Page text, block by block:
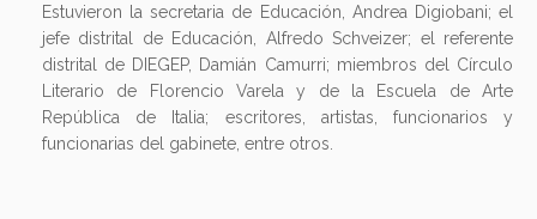
Estuvieron la secretaria de Educación, Andrea Digiobani; el
jefe distrital de Educación, Alfredo Schveizer; el referente
distrital de DIEGEP, Damián Camurri; miembros del Círculo
Literario de Florencio Varela y de la Escuela de Arte
República de Italia; escritores, artistas, funcionarios y
funcionarias del gabinete, entre otros.